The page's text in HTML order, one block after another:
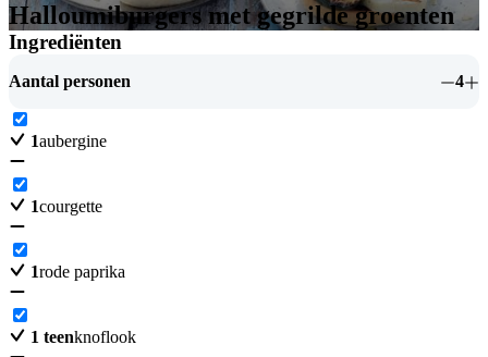
Halloumiburgers met gegrilde groenten
Ingrediënten
Aantal personen 4
1aubergine
1courgette
1rode paprika
1 teenknoflook